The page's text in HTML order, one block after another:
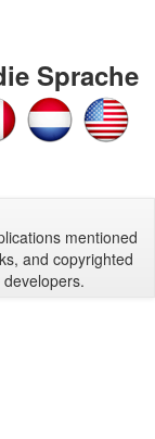
Sprache
mentioned
and copyrighted